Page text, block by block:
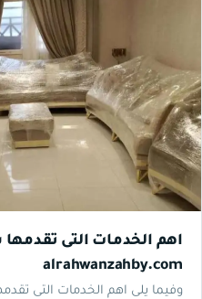
اهم الخدمات التى تقدمها
alrahwanzahby.com
وفيما يلى اهم الخدمات التى